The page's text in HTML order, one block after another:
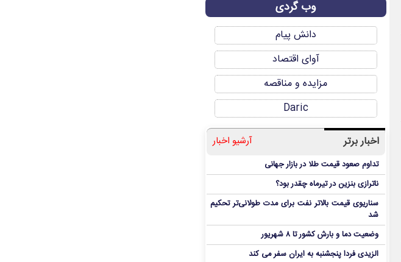
وب گردی
دانش پیام
آوای اقتصاد
مزایده و مناقصه
Daric
اخبار برتر آرشیو اخبار
تداوم صعود قیمت طلا در بازار جهانی
ناترازی بنزین در تیرماه چقدر بود؟
سناریوی قیمت بالاتر نفت برای مدت طولانی‌تر تحکیم
شد
وضعیت دما و بارش کشور تا ۸ شهریور
الزیدی فردا پنجشنبه به ایران سفر می کند